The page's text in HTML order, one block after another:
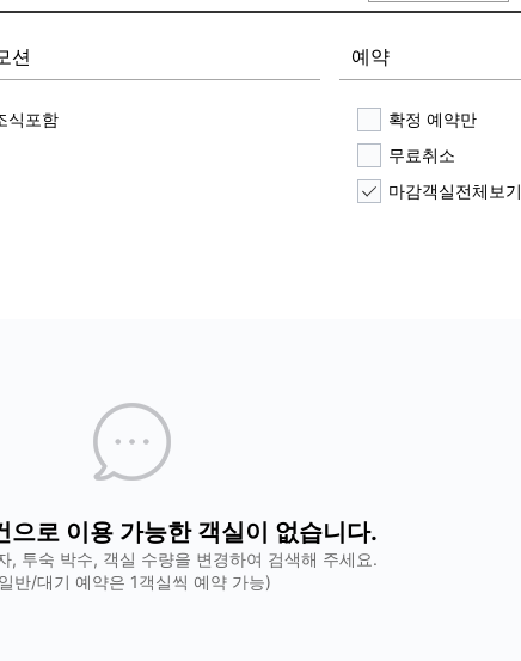
션
식포함
예약
확정 예약만
무료취소
마감객실전체보기
으로 이용 가능한 객실이 없습니다.
, 투숙 박수, 객실 수량을 변경하여 검색해 주세요.
반/대기 예약은 1객실씩 예약 가능)